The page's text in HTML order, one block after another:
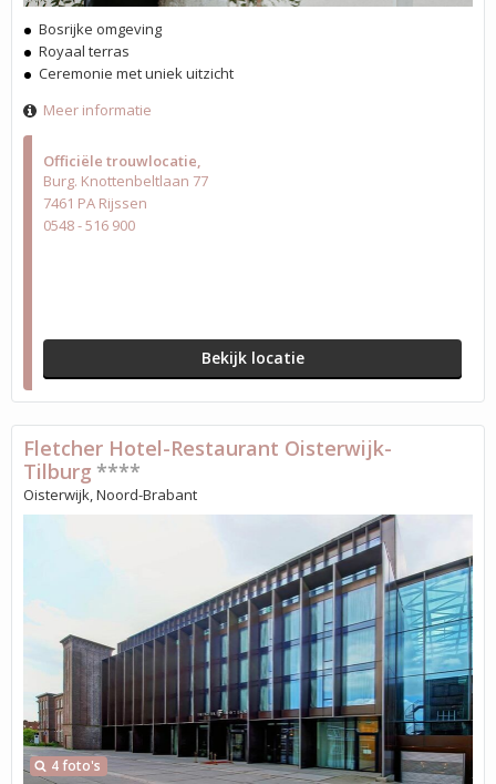
Officiële trouwlocatie
Burg. Knottenbeltlaan 77
7461 PA Rijssen
0548 - 516 900
Bekijk locatie
Bosrijke omgeving
Royaal terras
Ceremonie met uniek uitzicht
Meer informatie
4 foto's
Fletcher Hotel-Restaurant Oisterwijk-
Tilburg ****
Oisterwijk, Noord-Brabant